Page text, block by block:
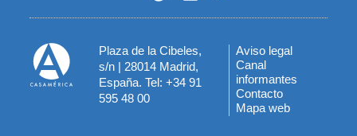
Plaza de la Cibeles,
s/n | 28014 Madrid,
España. Tel: +34 91
595 48 00
Menú
del
pie
Aviso legal
Canal
informantes
Contacto
Mapa web